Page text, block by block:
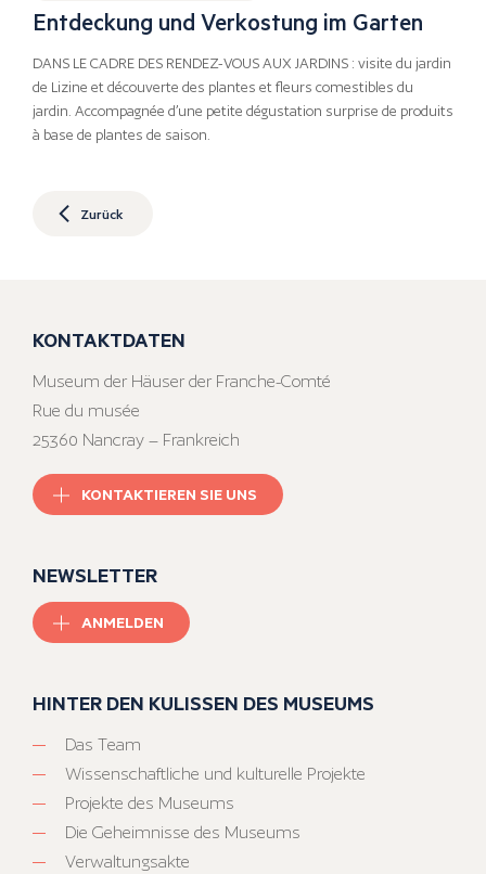
Entdeckung und Verkostung im Garten
DANS LE CADRE DES RENDEZ-VOUS AUX JARDINS : visite du jardin
de Lizine et découverte des plantes et fleurs comestibles du
jardin. Accompagnée d’une petite dégustation surprise de produits
à base de plantes de saison.
Zurück
KONTAKTDATEN
Museum der Häuser der Franche-Comté
Rue du musée
25360 Nancray – Frankreich
KONTAKTIEREN SIE UNS
NEWSLETTER
ANMELDEN
HINTER DEN KULISSEN DES MUSEUMS
Das Team
Wissenschaftliche und kulturelle Projekte
Projekte des Museums
Die Geheimnisse des Museums
Verwaltungsakte